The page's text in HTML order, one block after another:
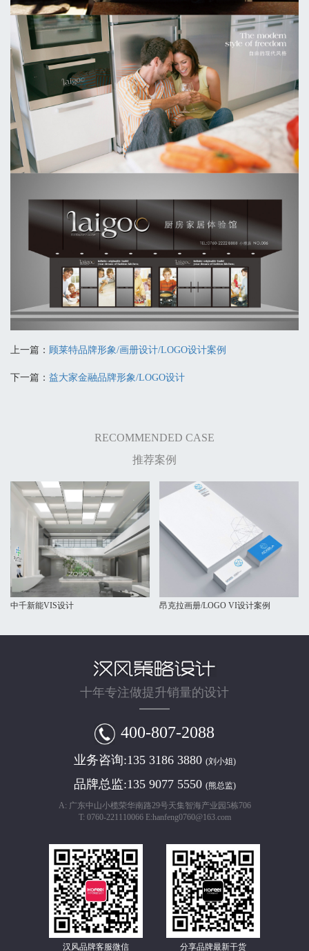
上一篇： 顾莱特品牌形象/画册设计/LOGO设计案例
下一篇： 益大家金融品牌形象/LOGO设计
RECOMMENDED CASE
推荐案例
中千新能VIS设计 昂克拉画册/LOGO VI设计案例
十年专注做提升销量的设计
400-807-2088
业务咨询:135 3186 3880 (刘小姐)
品牌总监:135 9077 5550 (熊总监)
A: 广东中山小榄荣华南路29号天集智海产业园5栋706
T: 0760-221110066 E:hanfeng0760@163.com
汉风品牌客服微信 分享品牌最新干货